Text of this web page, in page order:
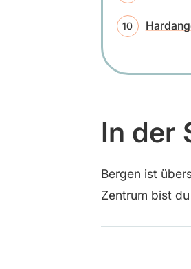
In der
Bergen ist
Zentrum bist